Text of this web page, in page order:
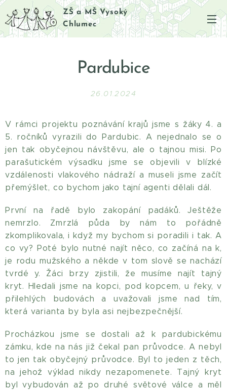
ZŠ a MŠ Vysoký
Chlumec
Pardubice
26.01.2024
V rámci projektu poznávání krajů jsme s žáky 4. a
5. ročníků vyrazili do Pardubic. A nejednalo se o
jen tak obyčejnou návštěvu, ale o tajnou misi. Po
parašutickém výsadku jsme se objevili v blízké
vzdálenosti vlakového nádraží a museli jsme začít
přemýšlet, co bychom jako tajní agenti dělali dál.
První na řadě bylo zakopání padáků. Ještěže
nemrzlo. Zmrzlá půda by nám to pořádně
zkomplikovala, i když my bychom si poradili i tak. A
co vy? Poté bylo nutné najít něco, co začíná na k,
je rodu mužského a někde v tom slově se nachází
tvrdé y. Žáci brzy zjistili, že musíme najít tajný
kryt. Hledali jsme na kopci, pod kopcem, u řeky, v
přilehlých budovách a uvažovali jsme nad tím,
která varianta by byla asi nejbezpečnější.
Procházkou jsme se dostali až k pardubickému
zámku, kde na nás již čekal pan průvodce. A nebyl
to jen tak obyčejný průvodce. Byl to jeden z těch,
na jehož výklad nikdy nezapomenete. Tajný kryt
byl vybudován až po druhé světové válce a měl